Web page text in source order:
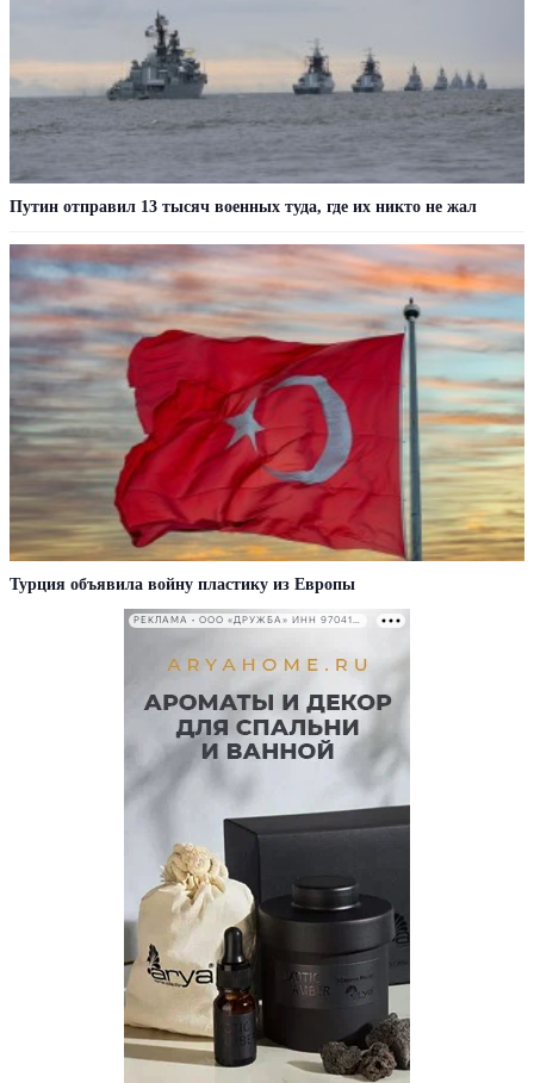
Путин отправил 13 тысяч военных туда, где их никто не жал
Турция объявила войну пластику из Европы
РЕКЛАМА • ООО «ДРУЖБА» ИНН 9704146411